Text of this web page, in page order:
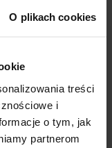
O plikach cookies
treści
i
o tym, jak
partnerom